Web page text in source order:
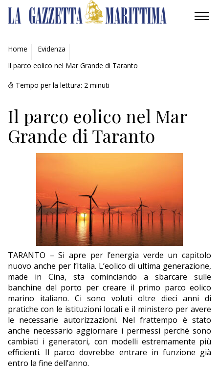
AMBIENTE
MOBILITÀ
INDUSTRIA
RICERCA
ECONOMIA
NAUTICA
EDITORIALI
Home
Evidenza
Il parco eolico nel Mar Grande di Taranto
Tempo per la lettura: 2 minuti
Il parco eolico nel Mar
Grande di Taranto
TARANTO – Si apre per l’energia verde un capitolo
nuovo anche per l’Italia. L’eolico di ultima generazione,
made in Cina, sta cominciando a sbarcare sulle
banchine del porto per creare il primo parco eolico
marino italiano. Ci sono voluti oltre dieci anni di
pratiche con le istituzioni locali e il ministero per avere
le necessarie autorizzazioni. Nel frattempo è stato
anche necessario aggiornare i permessi perché sono
cambiati i generatori, con modelli estremamente più
efficienti. Il parco dovrebbe entrare in funzione già
entro la fine dell’anno.